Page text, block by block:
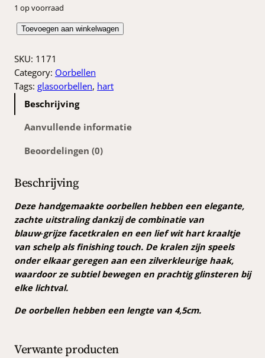
1 op voorraad
G
a
s
o
o
e
h
a
r
t
j
e
a
n
Toevoegen aan winkelwagen
SKU: 1171
Category: Oorbellen
Tags: glasoorbellen, hart
Beschrijving
Aanvullende informatie
Beoordelingen (0)
Beschrijving
Deze handgemaakte oorbellen hebben een elegante,
zachte uitstraling dankzij de combinatie van
blauw‑grijze facetkralen en een lief wit hart kraaltje
van schelp als finishing touch. De kralen zijn speels
onder elkaar geregen aan een zilverkleurige haak,
waardoor ze subtiel bewegen en prachtig glinsteren bij
elke lichtval.
De oorbellen hebben een lengte van 4,5cm.
Verwante producten